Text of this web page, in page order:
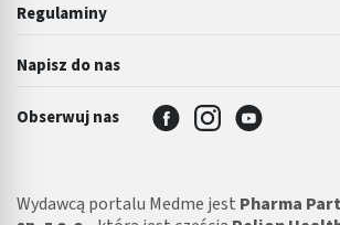
Regulaminy
Napisz do nas
Obserwuj nas
Wydawcą portalu Medme jest Pharma
Latem łatwiej